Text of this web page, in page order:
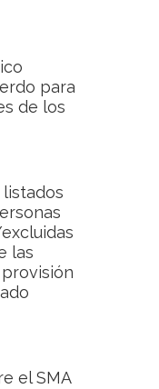
para
de los
listados
las
el SMA